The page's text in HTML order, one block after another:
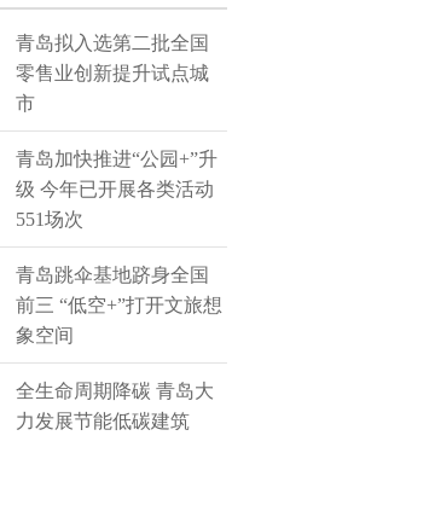
青岛拟入选第二批全国
零售业创新提升试点城
市
青岛加快推进“公园+”升
级 今年已开展各类活动
551场次
青岛跳伞基地跻身全国
前三 “低空+”打开文旅想
象空间
全生命周期降碳 青岛大
力发展节能低碳建筑